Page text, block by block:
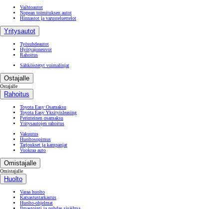
Vaihtoautot
Nopean toimituksen autot
Hinnastot ja varusteluettelot
Yritysautot
Työsuhdeautot
Hyötyajoneuvot
Rahoitus
Sähköistetyt voimalinjat
Ostajalle
Ostajalle
Rahoitus
Toyota Easy Osamaksu
Toyota Easy Yksityisleasing
Perinteinen osamaksu
Yritysautojen rahoitus
Vakuutus
Huoltosopimus
Tarjoukset ja kampanjat
Vuokraa auto
Omistajalle
Omistajalle
Huolto
Varaa huolto
Katsastustarkastus
Huolto-ohjelmat